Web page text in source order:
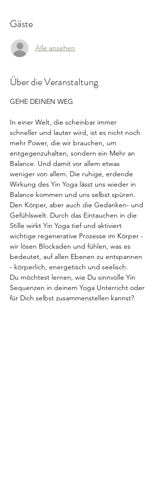
Gäste
Alle ansehen
Über die Veranstaltung
GEHE DEINEN WEG
In einer Welt, die scheinbar immer
schneller und lauter wird, ist es nicht noch
mehr Power, die wir brauchen, um
entgegenzuhalten, sondern ein Mehr an
Balance. Und damit vor allem etwas
weniger von allem. Die ruhige, erdende
Wirkung des Yin Yoga lässt uns wieder in
Balance kommen und uns selbst spüren.
Den Körper, aber auch die Gedanken- und
Gefühlswelt. Durch das Eintauchen in die
Stille wirkt Yin Yoga tief und aktiviert
wichtige regenerative Prozesse im Körper -
wir lösen Blockaden und fühlen, was es
bedeutet, auf allen Ebenen zu entspannen
- körperlich, energetisch und seelisch.
Du möchtest lernen, wie Du sinnvolle Yin
Sequenzen in deinem Yoga Unterricht oder
für Dich selbst zusammenstellen kannst?